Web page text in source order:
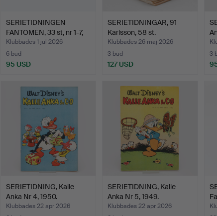
SERIETIDNINGEN
FANTOMEN, 33 st, nr 1-7,
19…
Klubbades 1 jul 2026
6 bud
95 USD
SERIETIDNINGAR, 91
Karlsson, 58 st.
Klubbades 26 maj 2026
3 bud
127 USD
3
SERIETIDNING, Kalle
Anka Nr 4, 1950.
Klubbades 22 apr 2026
SERIETIDNING, Kalle
Anka Nr 5, 1949.
Klubbades 22 apr 2026